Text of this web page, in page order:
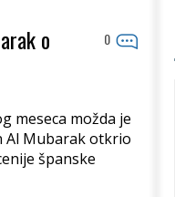
0
o
meseca možda je
Al Mubarak otkrio
španske